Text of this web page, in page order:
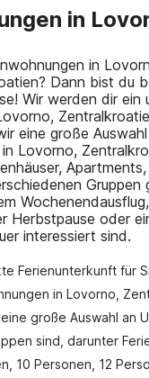
in
in
Dann bist du
Wir werden dir ein
eine große
Lovorno,
Gruppen
Herbstpause oder
interessiert sind.
Ferienunterkunft für
in Lovorno,
große Auswahl an
sind, darunter
10 Personen, 12